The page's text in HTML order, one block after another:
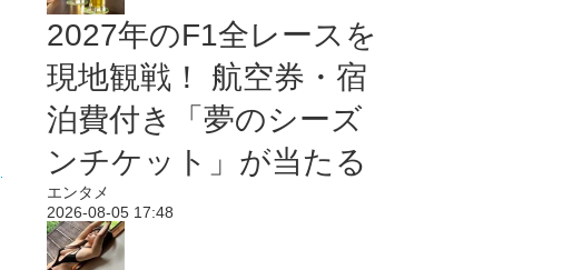
2027年のF1全レースを
現地観戦！ 航空券・宿
泊費付き「夢のシーズ
ンチケット」が当たる
エンタメ
2026-08-05 17:48